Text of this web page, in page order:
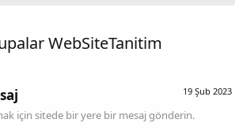
WebSiteTanitim
19 Şub 2023
için sitede bir yere bir mesaj gönderin.